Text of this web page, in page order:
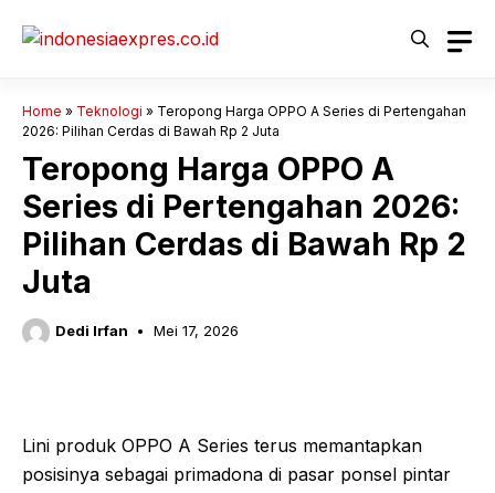
Home » Teknologi » Teropong Harga OPPO A Series di Pertengahan
2026: Pilihan Cerdas di Bawah Rp 2 Juta
Teropong Harga OPPO A
Series di Pertengahan 2026:
Pilihan Cerdas di Bawah Rp 2
Juta
Dedi Irfan Mei 17, 2026
Lini produk OPPO A Series terus memantapkan
posisinya sebagai primadona di pasar ponsel pintar